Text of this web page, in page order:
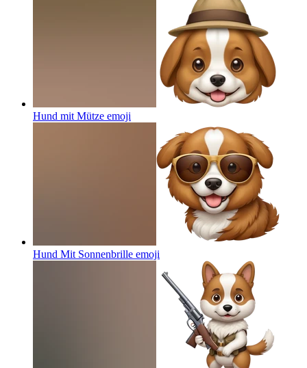
Hund mit Mütze emoji
Hund Mit Sonnenbrille emoji